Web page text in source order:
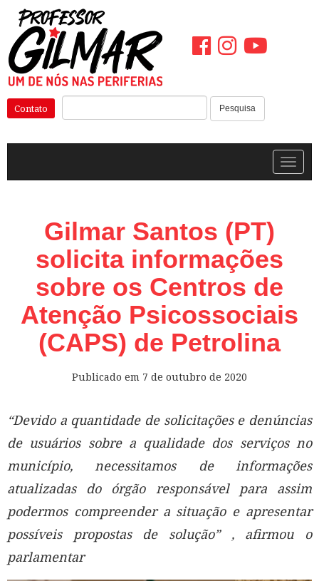
Pular
para
o
conteúdo
Pesquisa
Contato
Gilmar Santos (PT)
solicita informações
sobre os Centros de
Atenção Psicossociais
(CAPS) de Petrolina
Publicado em 7 de outubro de 2020
“Devido a quantidade de solicitações e denúncias
de usuários sobre a qualidade dos serviços no
município, necessitamos de informações
atualizadas do órgão responsável para assim
podermos compreender a situação e apresentar
possíveis propostas de solução” , afirmou o
parlamentar